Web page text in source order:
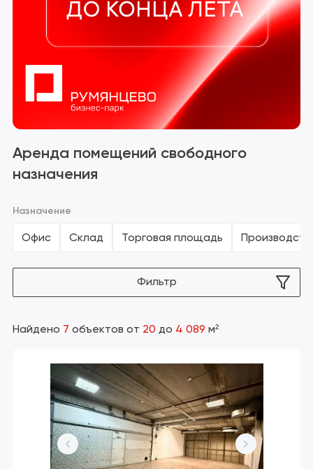
Аренда помещений свободного
назначения
Назначение
Офис Склад Торговая площадь
Фильтр
Сбросить фильтр
Найдено 7 объектов от 20 до 4 089 м²